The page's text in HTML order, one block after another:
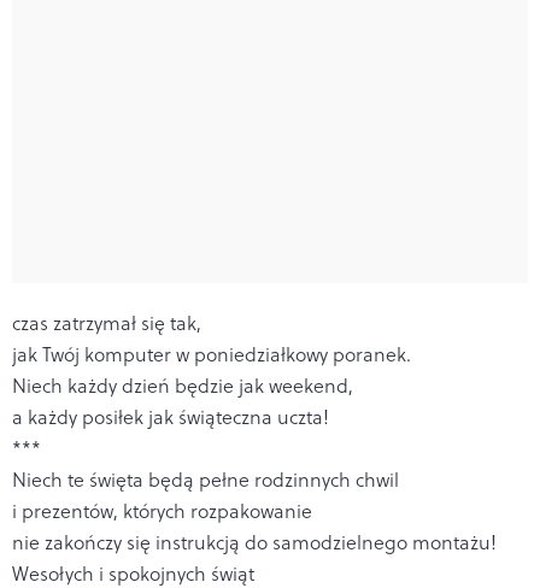
czas zatrzymał się tak,
jak Twój komputer w poniedziałkowy poranek.
Niech każdy dzień będzie jak weekend,
a każdy posiłek jak świąteczna uczta!
***
Niech te święta będą pełne rodzinnych chwil
i prezentów, których rozpakowanie
nie zakończy się instrukcją do samodzielnego montażu!
Wesołych i spokojnych świąt